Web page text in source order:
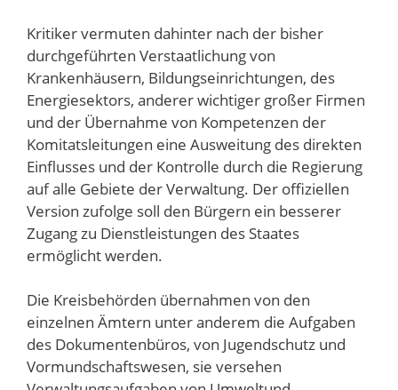
Kritiker vermuten dahinter nach der bisher
durchgeführten Verstaatlichung von
Krankenhäusern, Bildungseinrichtungen, des
Energiesektors, anderer wichtiger großer Firmen
und der Übernahme von Kompetenzen der
Komitatsleitungen eine Ausweitung des direkten
Einflusses und der Kontrolle durch die Regierung
auf alle Gebiete der Verwaltung. Der offiziellen
Version zufolge soll den Bürgern ein besserer
Zugang zu Dienstleistungen des Staates
ermöglicht werden.
Die Kreisbehörden übernahmen von den
einzelnen Ämtern unter anderem die Aufgaben
des Dokumentenbüros, von Jugendschutz und
Vormundschaftswesen, sie versehen